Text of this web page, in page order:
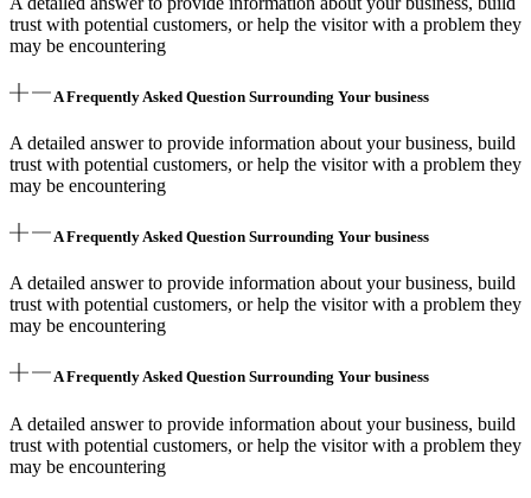
trust with potential customers, or help the visitor with a problem they
may be encountering
A Frequently Asked Question Surrounding Your business
A detailed answer to provide information about your business, build
trust with potential customers, or help the visitor with a problem they
may be encountering
A Frequently Asked Question Surrounding Your business
A detailed answer to provide information about your business, build
trust with potential customers, or help the visitor with a problem they
may be encountering
A Frequently Asked Question Surrounding Your business
A detailed answer to provide information about your business, build
trust with potential customers, or help the visitor with a problem they
may be encountering